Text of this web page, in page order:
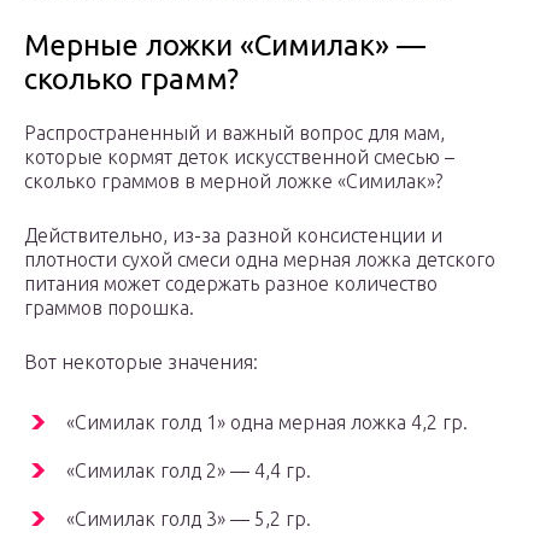
Мерные ложки «Симилак» —
сколько грамм?
Распространенный и важный вопрос для мам,
которые кормят деток искусственной смесью –
сколько граммов в мерной ложке «Симилак»?
Действительно, из-за разной консистенции и
плотности сухой смеси одна мерная ложка детского
питания может содержать разное количество
граммов порошка.
Вот некоторые значения:
«Симилак голд 1» одна мерная ложка 4,2 гр.
«Симилак голд 2» — 4,4 гр.
«Симилак голд 3» — 5,2 гр.